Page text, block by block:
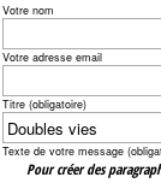
Votre nom
Votre adresse email
Titre (obligatoire)
Texte de votre message
Pour créer des